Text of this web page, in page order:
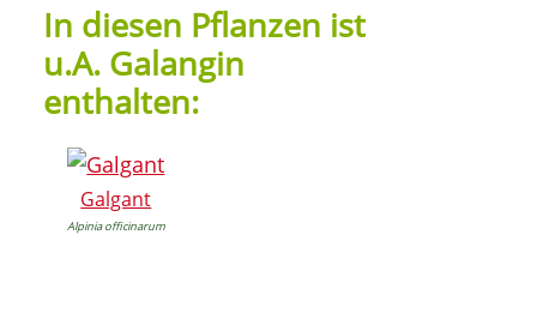
In diesen Pflanzen ist
u.A. Galangin
enthalten:
Galgant
Alpinia officinarum